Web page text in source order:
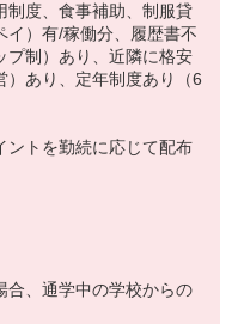
制度、食事補助、制服貸
イ）有/稼働分、履歴書不
制）あり、近隣に格安
）あり、定年制度あり（6
ントを勤続に応じて配布
、通学中の学校からの